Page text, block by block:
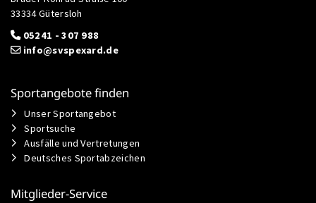
33334 Gütersloh
05241 - 307 988
info@svspexard.de
Sportangebote finden
Unser Sportangebot
Sportsuche
Ausfälle und Vertretungen
Deutsches Sportabzeichen
Mitglieder-Service